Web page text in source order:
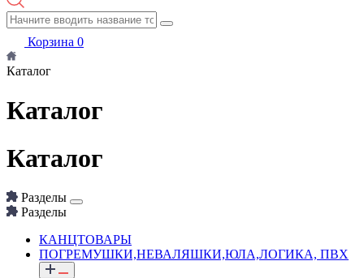
Корзина 0
Каталог
Каталог
Каталог
Разделы
Разделы
КАНЦТОВАРЫ
ПОГРЕМУШКИ,НЕВАЛЯШКИ,ЮЛА,ЛОГИКА, ПВХ